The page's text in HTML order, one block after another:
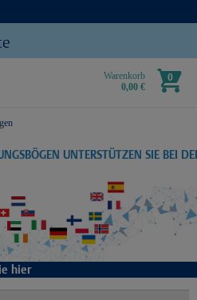
Warenkorb
0,00 €
0
UNTERSTÜTZEN SIE BEI
hier